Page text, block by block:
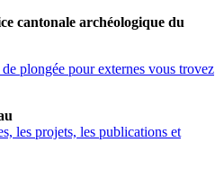
cantonale archéologique du
plongée pour externes vous trovez
les projets, les publications et